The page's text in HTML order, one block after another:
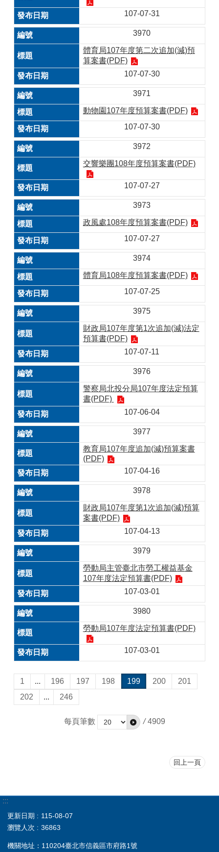
107-07-31
3970
體育局107年度第二次追加(減)預
算案書(PDF)
107-07-30
3971
動物園107年度預算案書(PDF)
107-07-30
3972
交響樂團108年度預算案書(PDF)
107-07-27
3973
政風處108年度預算案書(PDF)
107-07-27
3974
體育局108年度預算案書(PDF)
107-07-25
3975
財政局107年度第1次追加(減)法定
預算書(PDF)
107-07-11
3976
警察局北投分局107年度法定預算
書(PDF)
107-06-04
3977
教育局107年度追加(減)預算案書
(PDF)
107-04-16
3978
財政局107年度第1次追加(減)預算
案書(PDF)
107-04-13
3979
勞動局主管臺北市勞工權益基金
107年度法定預算書(PDF)
107-03-01
3980
勞動局107年度法定預算書(PDF)
107-03-01
1 ... 196 197 198 199 200
201
202
... 246
每頁筆數 / 4909
回上一頁
:::
更新日期
115-08-07
瀏覽人次
36863
機關地址：110204臺北市信義區市府路1號